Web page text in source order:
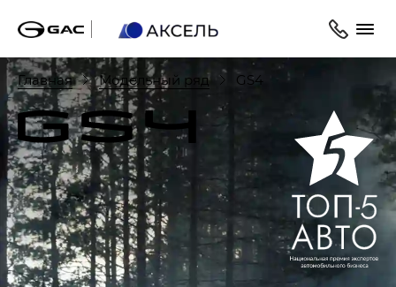
Главная Модельный ряд GS4